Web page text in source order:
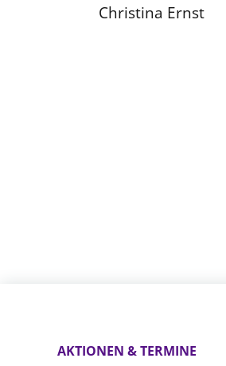
Christina Ernst
AKTIONEN & TERMINE